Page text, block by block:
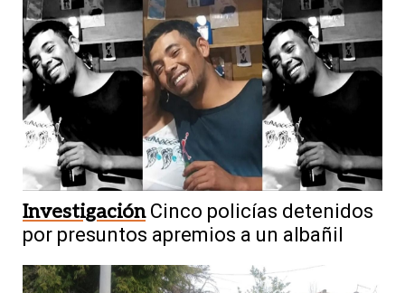
Investigación Cinco policías detenidos
por presuntos apremios a un albañil